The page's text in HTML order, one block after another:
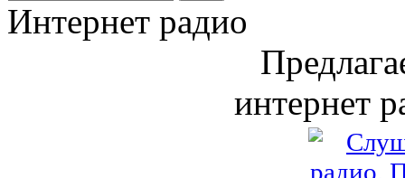
Интернет радио
интернет